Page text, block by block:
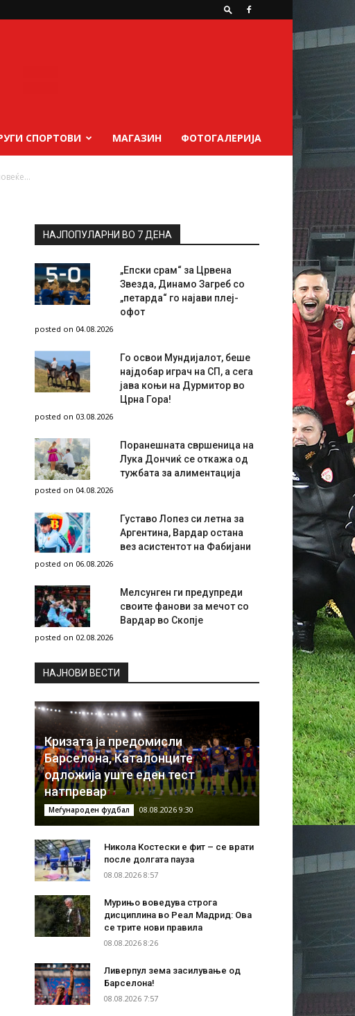
СПОРТОВИ МАГАЗИН ФОТОГАЛЕРИЈА
НАЈПОПУЛАРНИ ВО 7 ДЕНА
„Епски срам“ за Црвена
Звезда, Динамо Загреб со
„петарда“ го најави плеј-
офот
posted on 04.08.2026
Го освои Мундијалот, беше
најдобар играч на СП, а сега
јава коњи на Дурмитор во
Црна Гора!
posted on 03.08.2026
Поранешната свршеница на
Лука Дончиќ се откажа од
тужбата за алиментација
posted on 04.08.2026
Густаво Лопез си летна за
Аргентина, Вардар остана
вез асистентот на Фабијани
posted on 06.08.2026
Мелсунген ги предупреди
своите фанови за мечот со
Вардар во Скопје
posted on 02.08.2026
НAЈНОВИ ВЕСТИ
Кризата ја предомисли
Барселона, Каталонците
одложија уште еден тест
натпревар
Меѓународен фудбал 08.08.2026 9:30
Никола Костески е фит – се врати
после долгата пауза
08.08.2026 8:57
Мурињо воведува строга
дисциплина во Реал Мадрид: Ова
се трите нови правила
08.08.2026 8:26
Ливерпул зема засилување од
Барселона!
08.08.2026 7:57